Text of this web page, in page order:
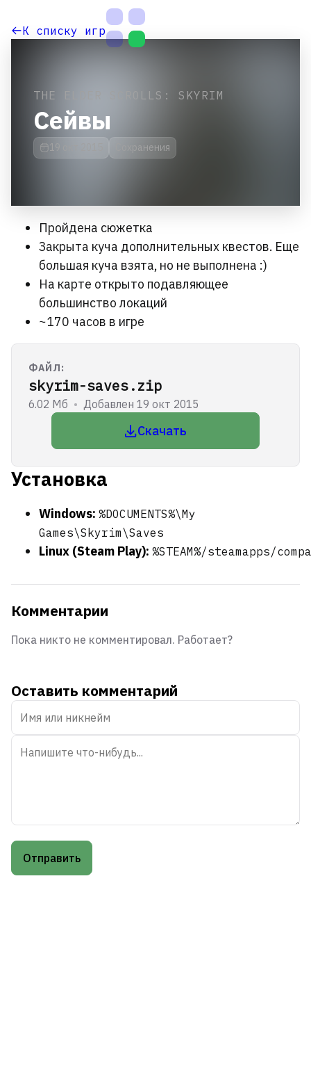
На
главную
темы
К списку игр
THE ELDER SCROLLS: SKYRIM
Сейвы
19 окт 2015 Сохранения
О
е
Пройдена сюжетка
Закрыта куча дополнительных квестов. Еще
большая куча взята, но не выполнена :)
На карте открыто подавляющее
большинство локаций
~170 часов в игре
ФАЙЛ:
skyrim-saves.zip
6.02 Мб • Добавлен 19 окт 2015
Скачать
Установка
Windows: %DOCUMENTS%\My
Games\Skyrim\Saves
Linux (Steam Play): %STEAM%/steamapps/
Комментарии
Пока никто не комментировал. Работает?
Оставить комментарий
Имя
или
никнейм
Текст
комментария
Отправить